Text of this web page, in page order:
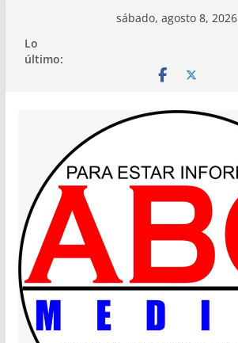
contenido
sábado, agosto 8, 2026
Lo
último: